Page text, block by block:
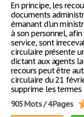
En principe, les
documents
émanant d'un
à son personnel,
service, sont
circulaire présente
dictant aux agents
recours peut être
circulaire du 21
supprime les termes
905 Mots / 4 Pages